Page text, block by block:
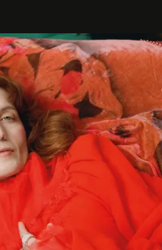
confiesa.